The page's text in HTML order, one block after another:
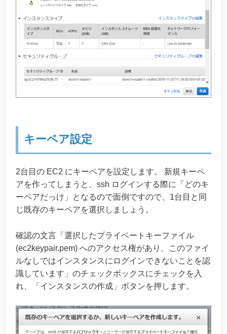
キーペア設定
2台目の EC2 にキーペアを設定します。 新規キーペ
アを作ってしまうと、ssh ログインする際に「どのキ
ーペアだっけ」となるので面倒ですので、1台目と同
じ既存のキーペアを選択しましょう。
確認の文言「選択したプライベートキーファイル
(ec2keypair.pem) へのアクセス権があり、このファイ
ルなしではインスタンスにログインできないことを認
識しています」のチェックボックスにチェックを入
れ、「インスタンスの作成」ボタンを押します。